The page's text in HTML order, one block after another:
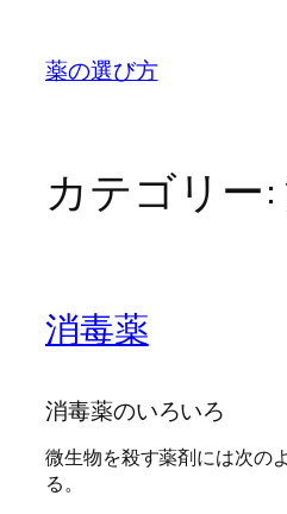
薬の選び方
カテゴリー:
消毒薬
消毒薬のいろいろ
微生物を殺す薬剤には次の
る。